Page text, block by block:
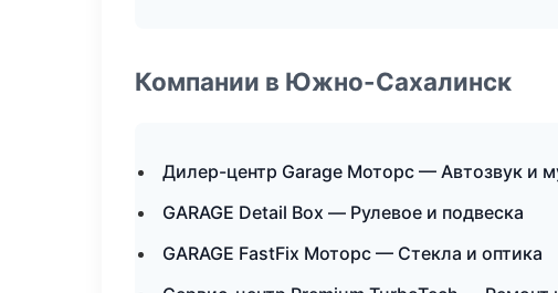
Компании в Южно-Сахалинск
Дилер-центр Garage Моторс — Автозвук и
GARAGE Detail Box — Рулевое и подвеска
GARAGE FastFix Моторс — Стекла и оптика